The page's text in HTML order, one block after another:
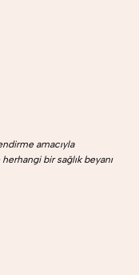
amacıyla
bir sağlık beyanı